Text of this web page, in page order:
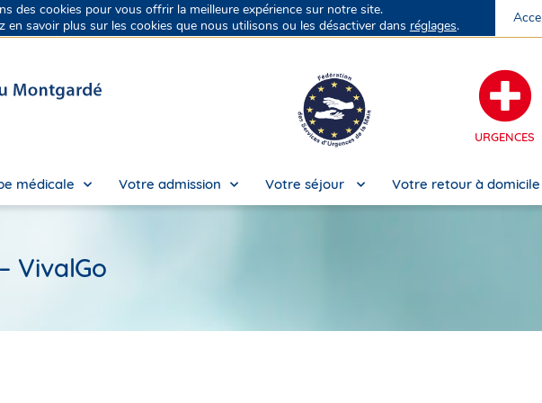
URGENCES
médicale Votre admission Votre séjour Votre retour à domicile
VivalGo
des cookies pour vous offrir la meilleure expérience sur notre site.
en savoir plus sur les cookies que nous utilisons ou les désactiver dans réglages.